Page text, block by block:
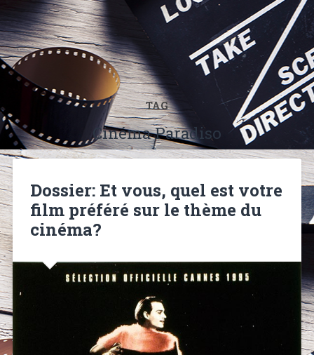
TAG
Cinéma Paradiso
Dossier: Et vous, quel est votre
film préféré sur le thème du
cinéma?